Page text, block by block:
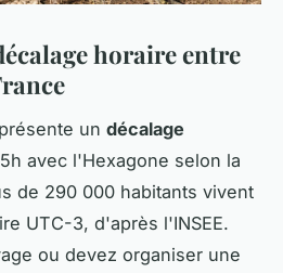
horaire entre
un décalage
avec l'Hexagone selon la
de 290 000 habitants vivent
UTC-3, d'après l'INSEE.
ou devez organiser une